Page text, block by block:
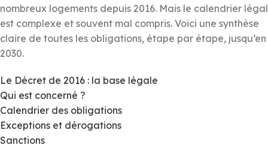
nombreux logements depuis 2016. Mais le calendrier légal
est complexe et souvent mal compris. Voici une synthèse
claire de toutes les obligations, étape par étape, jusqu’en
2030.
Le Décret de 2016 : la base légale
Qui est concerné ?
Calendrier des obligations
Exceptions et dérogations
Sanctions